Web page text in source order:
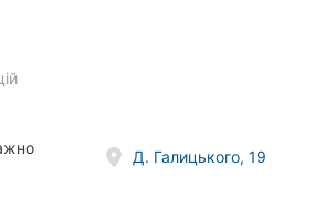
Д. Галицького, 19